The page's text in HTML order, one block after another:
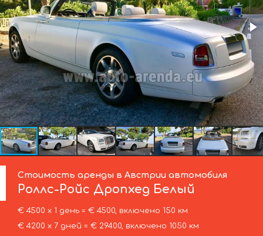
Стоимость аренды в Австрии автомобиля
Роллс-Ройс Дропхед Белый
€ 4500 х 1 день = € 4500, включено 150 км
€ 4200 х 7 дней = € 29400, включено 1050 км